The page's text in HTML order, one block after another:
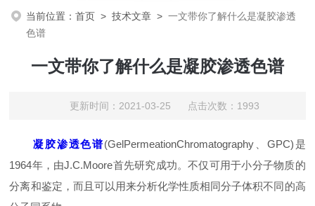
当前位置：首页 >技术文章 >一文带你了解什么是凝胶渗透
色谱
一文带你了解什么是凝胶渗透色谱
更新时间：2021-03-25 点击次数：1993
凝胶渗透色谱(GelPermeationChromatography、GPC)是
1964年，由J.C.Moore首先研究成功。不仅可用于小分子物质的
分离和鉴定，而且可以用来分析化学性质相同分子体积不同的高